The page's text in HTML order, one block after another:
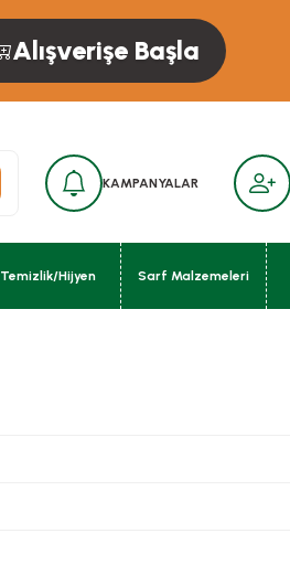
Alışverişe Başla
KAMPANYALAR
Temizlik/Hijyen Sarf Malzemeleri